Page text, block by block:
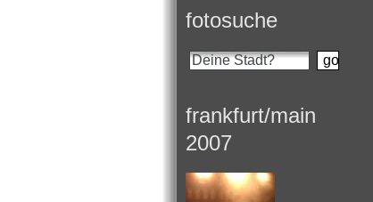
fotosuche
frankfurt/main
2007